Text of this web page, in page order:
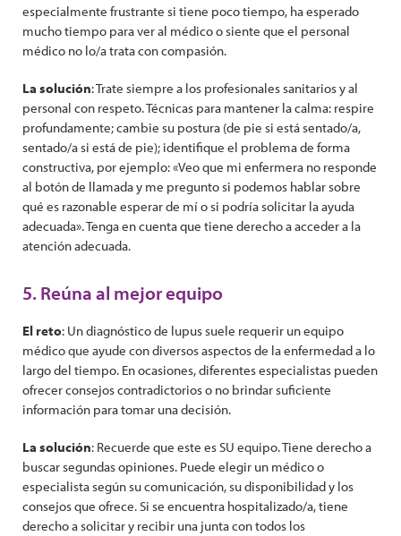
especialmente frustrante si tiene poco tiempo, ha esperado
mucho tiempo para ver al médico o siente que el personal
médico no lo/a trata con compasión.
La solución: Trate siempre a los profesionales sanitarios y al
personal con respeto. Técnicas para mantener la calma: respire
profundamente; cambie su postura (de pie si está sentado/a,
sentado/a si está de pie); identifique el problema de forma
constructiva, por ejemplo: «Veo que mi enfermera no responde
al botón de llamada y me pregunto si podemos hablar sobre
qué es razonable esperar de mí o si podría solicitar la ayuda
adecuada». Tenga en cuenta que tiene derecho a acceder a la
atención adecuada.
5. Reúna al mejor equipo
El reto: Un diagnóstico de lupus suele requerir un equipo
médico que ayude con diversos aspectos de la enfermedad a lo
largo del tiempo. En ocasiones, diferentes especialistas pueden
ofrecer consejos contradictorios o no brindar suficiente
información para tomar una decisión.
La solución: Recuerde que este es SU equipo. Tiene derecho a
buscar segundas opiniones. Puede elegir un médico o
especialista según su comunicación, su disponibilidad y los
consejos que ofrece. Si se encuentra hospitalizado/a, tiene
derecho a solicitar y recibir una junta con todos los